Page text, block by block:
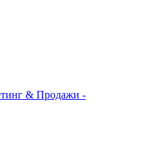
& Продажи -